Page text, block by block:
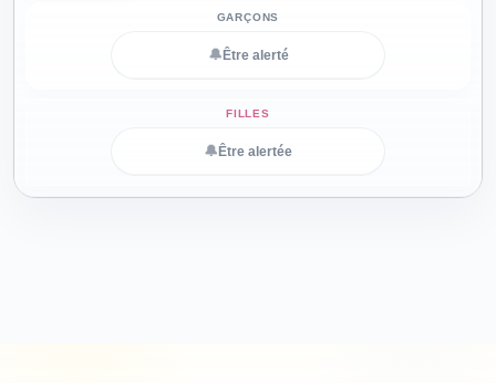
🔔 Être alerté
🔔 Être alertée